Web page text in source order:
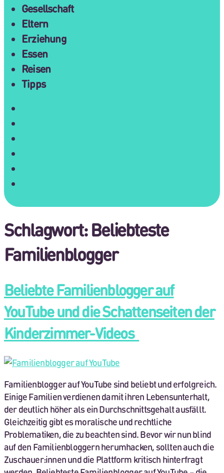
Gesellschaft
Eltern
Erziehung
Essen
Reisen
Tipps
Schlagwort:Beliebteste
Familienblogger
Beliebte Familienblogger auf
YouTube und die Schattenseiten der
Kinderzimmer-Videos
Familienblogger auf YouTube sind beliebt und erfolgreich.
Einige Familien verdienen damit ihren Lebensunterhalt,
der deutlich höher als ein Durchschnittsgehalt ausfällt.
Gleichzeitig gibt es moralische und rechtliche
Problematiken, die zu beachten sind. Bevor wir nun blind
auf den Familienbloggern herumhacken, sollten auch die
Zuschauer:innen und die Plattform kritisch hinterfragt